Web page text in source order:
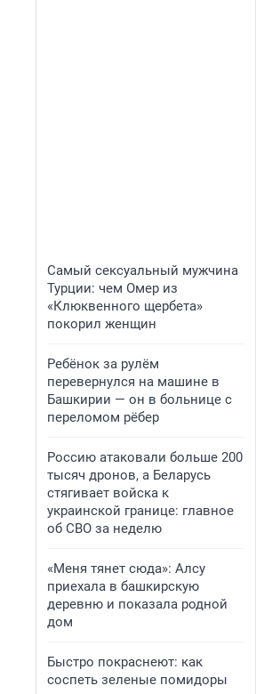
Самый сексуальный мужчина
Турции: чем Омер из
«Клюквенного щербета»
покорил женщин
Ребёнок за рулём
перевернулся на машине в
Башкирии — он в больнице с
переломом рёбер
Россию атаковали больше 200
тысяч дронов, а Беларусь
стягивает войска к
украинской границе: главное
об СВО за неделю
«Меня тянет сюда»: Алсу
приехала в башкирскую
деревню и показала родной
дом
Быстро покраснеют: как
соспеть зеленые помидоры